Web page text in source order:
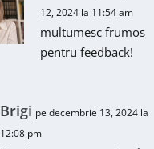
12, 2024 la 11:54 am
multumesc frumos
pentru feedback!
Brigi pe decembrie 13, 2024 la
12:08 pm